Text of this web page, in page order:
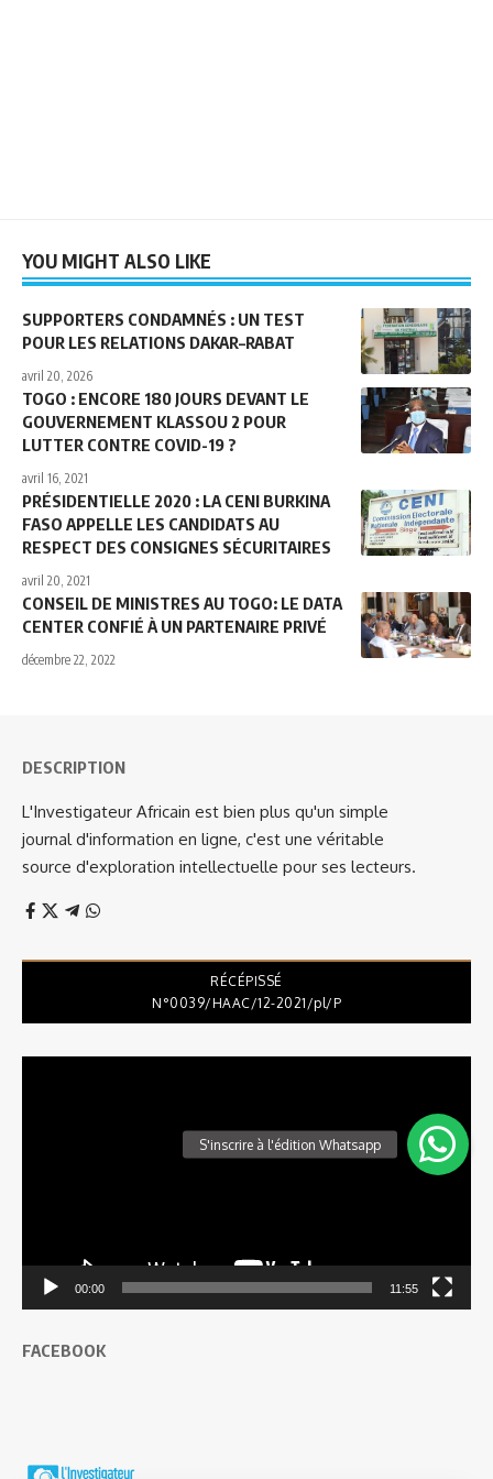
YOU MIGHT ALSO LIKE
SUPPORTERS CONDAMNÉS : UN TEST
POUR LES RELATIONS DAKAR–RABAT
avril 20, 2026
TOGO : ENCORE 180 JOURS DEVANT LE
GOUVERNEMENT KLASSOU 2 POUR
LUTTER CONTRE COVID-19 ?
avril 16, 2021
PRÉSIDENTIELLE 2020 : LA CENI BURKINA
FASO APPELLE LES CANDIDATS AU
RESPECT DES CONSIGNES SÉCURITAIRES
avril 20, 2021
CONSEIL DE MINISTRES AU TOGO: LE DATA
CENTER CONFIÉ À UN PARTENAIRE PRIVÉ
décembre 22, 2022
DESCRIPTION
L'Investigateur Africain est bien plus qu'un simple
journal d'information en ligne, c'est une véritable
source d'exploration intellectuelle pour ses lecteurs.
RÉCÉPISSÉ
N°0039/HAAC/12-2021/pl/P
00:00 11:55
FACEBOOK